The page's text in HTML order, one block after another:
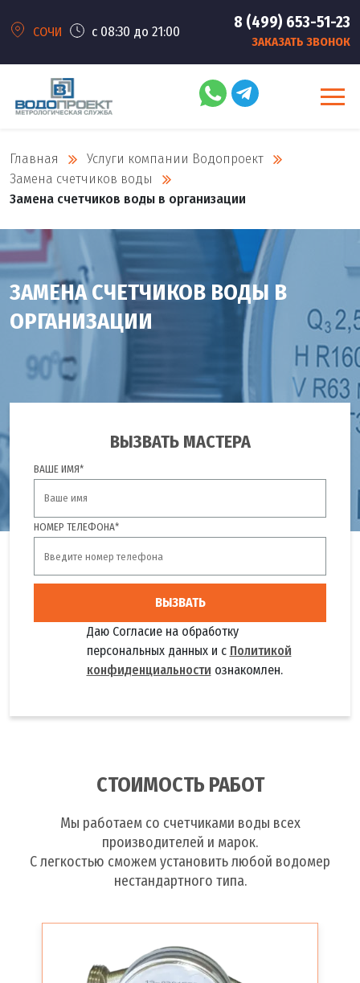
СОЧИ с 08:30 до 21:00
8 (499) 653-51-23
ЗАКАЗАТЬ ЗВОНОК
Главная
Услуги компании Водопроект
Замена счетчиков воды
Замена счетчиков воды в организации
ЗАМЕНА СЧЕТЧИКОВ ВОДЫ В
ОРГАНИЗАЦИИ
ВЫЗВАТЬ МАСТЕРА
ВАШЕ ИМЯ*
НОМЕР ТЕЛЕФОНА*
ВЫЗВАТЬ
Даю Согласие на обработку
персональных данных и с Политикой
конфиденциальности ознакомлен.
СТОИМОСТЬ РАБОТ
Мы работаем со счетчиками воды всех
производителей и марок.
С легкостью сможем установить любой водомер
нестандартного типа.